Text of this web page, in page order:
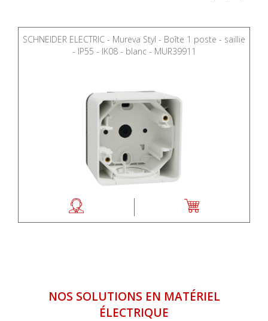
SCHNEIDER ELECTRIC - Mureva Styl - Boîte 1 poste - saillie
- IP55 - IK08 - blanc - MUR39911
NOS SOLUTIONS EN MATÉRIEL
ÉLECTRIQUE